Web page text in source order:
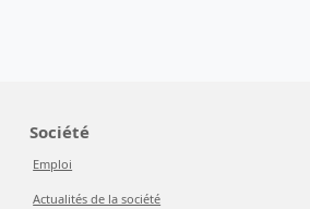
Société
Emploi
Actualités de la société